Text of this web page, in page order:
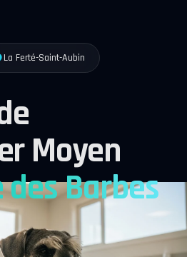
La Ferté-Saint-Aubin
Moyen
Barbes